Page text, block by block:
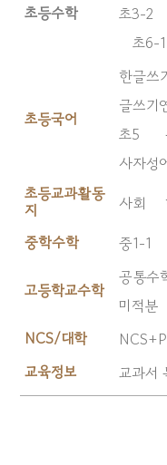
초등수학
초3-2
초6-1
초등국어
한글쓰
글쓰기
초5
사자성
초등교과활동
지 사회
중학수학
중1-1
고등학교수학
공통수
미적분
NCS/대학
교육정보
교과서